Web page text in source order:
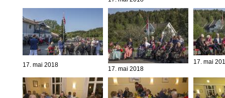
17. mai 2018
17. mai 2018
17. mai